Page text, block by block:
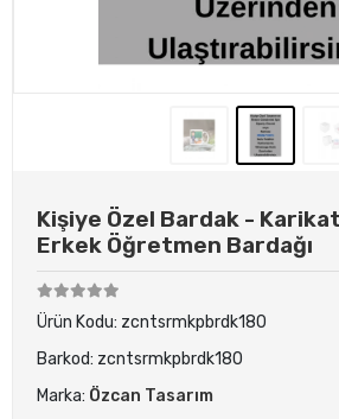
Kişiye Özel Bardak -
Erkek Öğretmen Bardağı
Ürün Kodu: zcntsrmkpbrdk180
Barkod: zcntsrmkpbrdk180
Marka: Özcan Tasarım